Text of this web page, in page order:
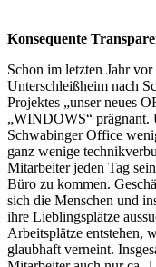
Konsequente
Schon im letzten Jahr
Unterschleißheim nach
Projektes „unser neues
„WINDOWS“ prägnant.
Schwabinger Office
ganz wenige
Mitarbeiter jeden Tag
Büro zu kommen.
sich die Menschen und
ihre Lieblingsplätze
Arbeitsplätze entstehen,
glaubhaft verneint.